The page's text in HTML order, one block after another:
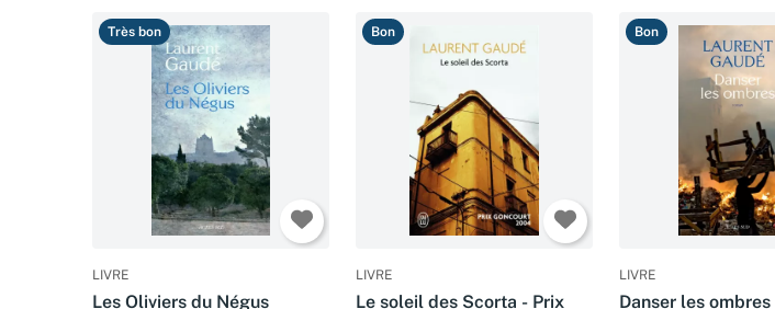
Très bon
LIVRE
Les Oliviers du Négus
Bon
LIVRE
Le soleil des Scorta - Prix
Bon
LIVRE
Danser les ombres